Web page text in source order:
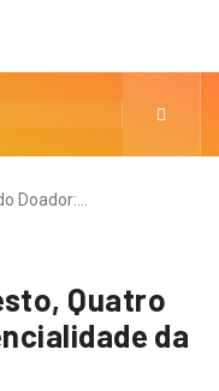
Doador:…
Quatro
da